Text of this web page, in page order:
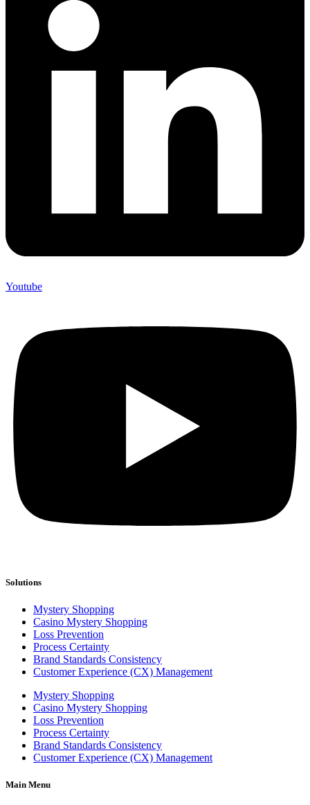
Youtube
Solutions
Mystery Shopping
Casino Mystery Shopping
Loss Prevention
Process Certainty
Brand Standards Consistency
Customer Experience (CX) Management
Mystery Shopping
Casino Mystery Shopping
Loss Prevention
Process Certainty
Brand Standards Consistency
Customer Experience (CX) Management
Main Menu